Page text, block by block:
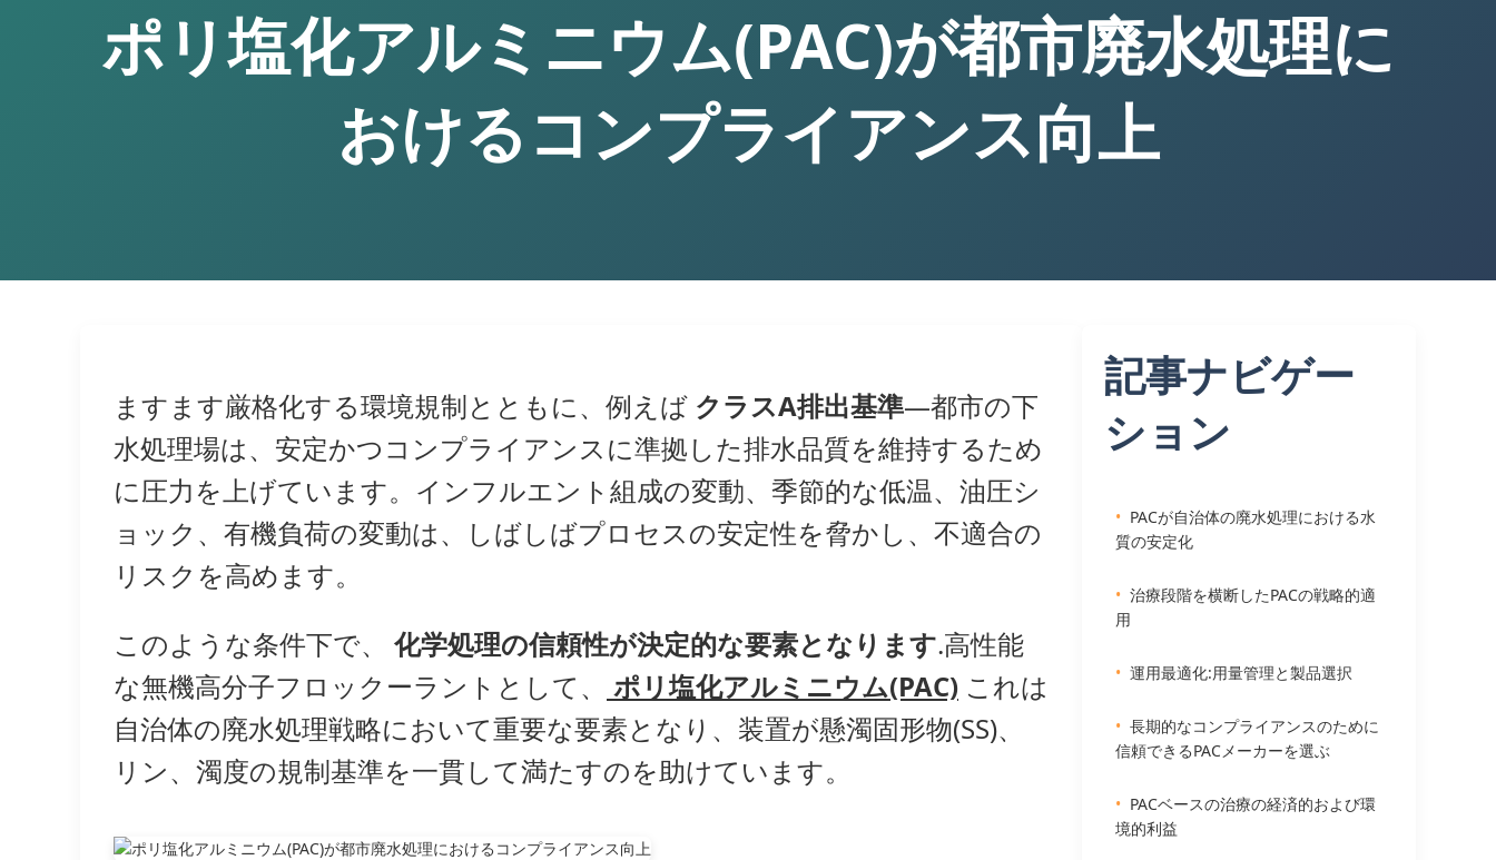
ポリ塩化アルミニウム(PAC)が都市廃水処理に
おけるコンプライアンス向上
ますます厳格化する環境規制とともに、例えば クラスA排出基準—都市の下
水処理場は、安定かつコンプライアンスに準拠した排水品質を維持するため
に圧力を上げています。インフルエント組成の変動、季節的な低温、油圧シ
ョック、有機負荷の変動は、しばしばプロセスの安定性を脅かし、不適合の
リスクを高めます。
このような条件下で、 化学処理の信頼性が決定的な要素となります.高性能
な無機高分子フロックーラントとして、
ポリ塩化アルミニウム(PAC) これは
自治体の廃水処理戦略において重要な要素となり、装置が懸濁固形物(SS)、
リン、濁度の規制基準を一貫して満たすのを助けています。
記事ナビゲー
ション
PACが自治体の廃水処理における水
質の安定化
治療段階を横断したPACの戦略的適
用
運用最適化:用量管理と製品選択
長期的なコンプライアンスのために
信頼できるPACメーカーを選ぶ
PACベースの治療の経済的および環
境的利益